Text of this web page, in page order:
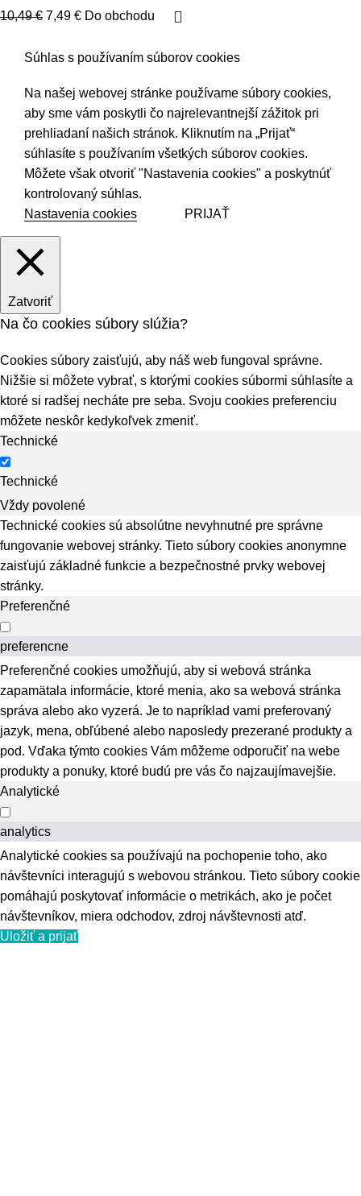
10,49€ 7,49 € Do obchodu
Súhlas s používaním súborov cookies
Na našej webovej stránke používame súbory cookies,
aby sme vám poskytli čo najrelevantnejší zážitok pri
prehliadaní našich stránok. Kliknutím na „Prijať“
súhlasíte s používaním všetkých súborov cookies.
Môžete však otvoriť "Nastavenia cookies" a poskytnúť
kontrolovaný súhlas.
Nastavenia cookies
PRIJAŤ
Zatvoriť
Na čo cookies súbory slúžia?
Cookies súbory zaisťujú, aby náš web fungoval správne.
Nižšie si môžete vybrať, s ktorými cookies súbormi súhlasíte a
ktoré si radšej necháte pre seba. Svoju cookies preferenciu
môžete neskôr kedykoľvek zmeniť.
Technické
Technické
Vždy povolené
Technické cookies sú absolútne nevyhnutné pre správne
fungovanie webovej stránky. Tieto súbory cookies anonymne
zaisťujú základné funkcie a bezpečnostné prvky webovej
stránky.
Preferenčné
preferencne
Preferenčné cookies umožňujú, aby si webová stránka
zapamätala informácie, ktoré menia, ako sa webová stránka
správa alebo ako vyzerá. Je to napríklad vami preferovaný
jazyk, mena, obľúbené alebo naposledy prezerané produkty a
pod. Vďaka týmto cookies Vám môžeme odporučiť na webe
produkty a ponuky, ktoré budú pre vás čo najzaujímavejšie.
Analytické
analytics
Analytické cookies sa používajú na pochopenie toho, ako
návštevníci interagujú s webovou stránkou. Tieto súbory cookie
pomáhajú poskytovať informácie o metrikách, ako je počet
návštevníkov, miera odchodov, zdroj návštevnosti atď.
Uložiť a prijať